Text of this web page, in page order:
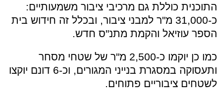
התוכנית כוללת גם מרכיבי ציבור משמעותיים:
כ-31,000 מ"ר למבני ציבור, ובכלל זה חידוש בית
הספר עוזיאל והקמת מתנ"ס חדש.
כמו כן יוקמו כ-2,500 מ"ר של שטחי מסחר
ותעסוקה במסגרת בנייני המגורים, וכ-6 דונם יוקצו
לשטחים ציבוריים פתוחים.